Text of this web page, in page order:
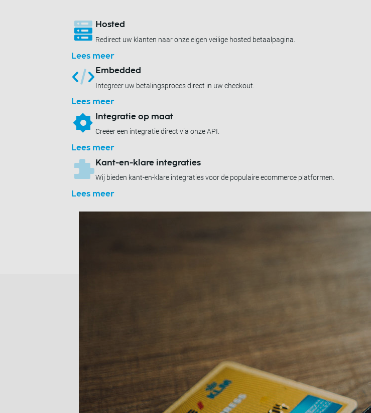
Hosted
Redirect uw klanten naar onze eigen veilige hosted betaalpagina.
Lees meer
Embedded
Integreer uw betalingsproces direct in uw checkout.
Lees meer
Integratie op maat
Creëer een integratie direct via onze API.
Lees meer
Kant-en-klare integraties
Wij bieden kant-en-klare integraties voor de populaire ecommerce platformen.
Lees meer